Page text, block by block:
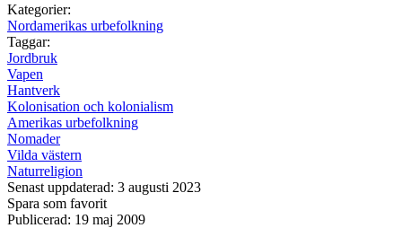
Kategorier:
Nordamerikas urbefolkning
Taggar:
Jordbruk
Vapen
Hantverk
Kolonisation och kolonialism
Amerikas urbefolkning
Nomader
Vilda västern
Naturreligion
Senast uppdaterad: 3 augusti 2023
Spara som favorit
Publicerad: 19 maj 2009